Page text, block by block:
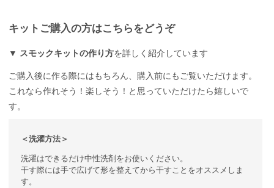
キットご購入の方はこちらをどうぞ
▼ スモックキットの作り方を詳しく紹介しています
ご購入後に作る際にはもちろん、購入前にもご覧いただけます。
これなら作れそう！楽しそう！と思っていただけたら嬉しいで
す。
＜洗濯方法＞
洗濯はできるだけ中性洗剤をお使いください。
干す際には手で広げて形を整えてから干すことをオススメしま
す。